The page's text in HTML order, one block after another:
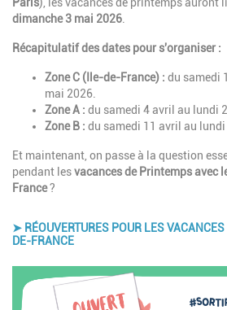
dimanche 3 mai 2026
Récapitulatif des dates pour s'organiser :
Zone C (Ile-de-France) : du samedi
mai 2026.
Zone A : du samedi 4 avril au lundi
Zone B : du samedi 11 avril au lundi
Et maintenant, on passe à la question
pendant lesvacances de Printemps avec
France?
➤ RÉOUVERTURES POUR LES
DE-FRANCE